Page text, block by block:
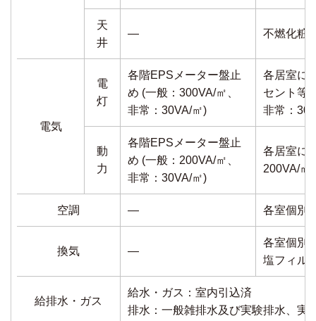
天
井
― 不燃化粧
電気
電
灯
各階EPSメーター盤止
め (一般：300VA/㎡、
非常：30VA/㎡)
各居室に
セント等
非常：
動
力
各階EPSメーター盤止
め (一般：200VA/㎡、
非常：30VA/㎡)
各居室に
200VA/㎡
空調 ― 各室個別
換気 ―
各室個別
塩フィル
給排水・ガス
給水・ガス：室内引込済
排水：一般雑排水及び実験排水、実